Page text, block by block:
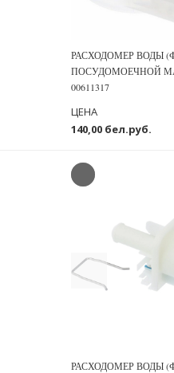
РАСХОДОМЕР ВОДЫ
ПОСУДОМОЕЧНОЙ
00611317
140,00 бел.руб.
ЦЕНА
Previous
РАСХОДОМЕР ВОДЫ